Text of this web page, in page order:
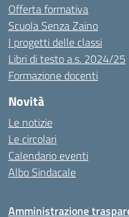
Offerta formativa
Scuola Senza Zaino
I progetti delle classi
Libri di testo a.s. 2024/25
Formazione docenti
Novità
Le notizie
Le circolari
Calendario eventi
Albo Sindacale
Amministrazione